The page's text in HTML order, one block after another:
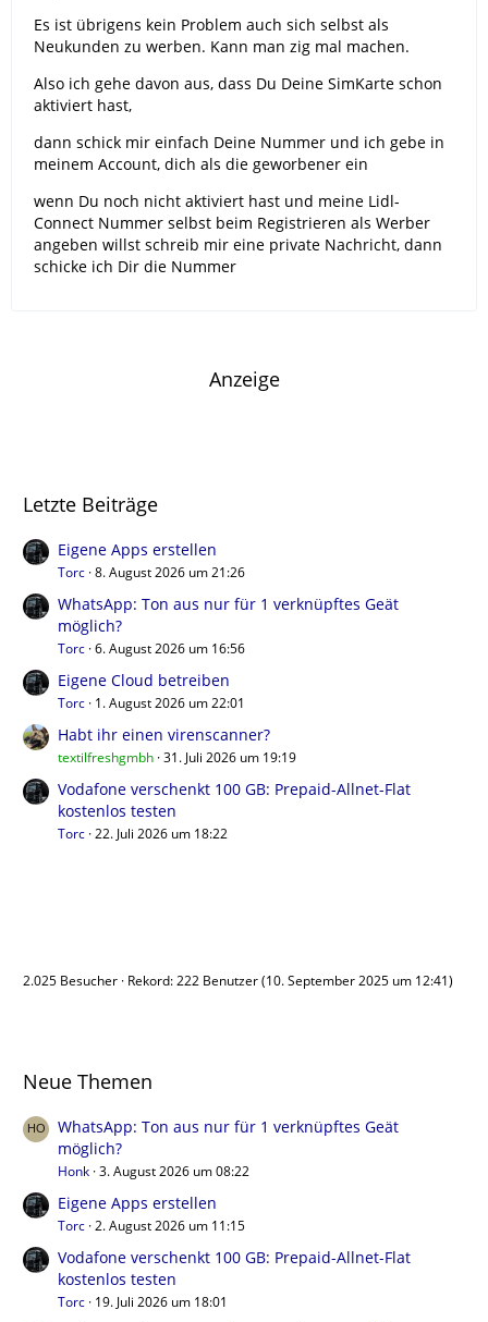
Es ist übrigens kein Problem auch sich selbst als
Neukunden zu werben. Kann man zig mal machen.
Also ich gehe davon aus, dass Du Deine SimKarte schon
aktiviert hast,
dann schick mir einfach Deine Nummer und ich gebe in
meinem Account, dich als die geworbener ein
wenn Du noch nicht aktiviert hast und meine Lidl-
Connect Nummer selbst beim Registrieren als Werber
angeben willst schreib mir eine private Nachricht, dann
schicke ich Dir die Nummer
Anzeige
Letzte Beiträge
Eigene Apps erstellen
Torc 8. August 2026 um 21:26
WhatsApp: Ton aus nur für 1 verknüpftes Geät
möglich?
Torc 6. August 2026 um 16:56
Eigene Cloud betreiben
Torc 1. August 2026 um 22:01
Habt ihr einen virenscanner?
textilfreshgmbh 31. Juli 2026 um 19:19
Vodafone verschenkt 100 GB: Prepaid-Allnet-Flat
kostenlos testen
Torc 22. Juli 2026 um 18:22
2.025 Besucher Rekord: 222 Benutzer (10. September 2025 um 12:41)
Neue Themen
WhatsApp: Ton aus nur für 1 verknüpftes Geät
möglich?
Honk 3. August 2026 um 08:22
Eigene Apps erstellen
Torc 2. August 2026 um 11:15
Vodafone verschenkt 100 GB: Prepaid-Allnet-Flat
kostenlos testen
Torc 19. Juli 2026 um 18:01